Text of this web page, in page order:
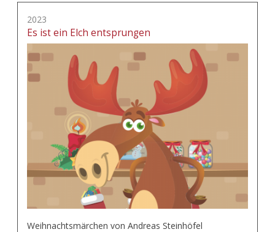
2023
Es ist ein Elch entsprungen
Weihnachtsmärchen von Andreas Steinhöfel